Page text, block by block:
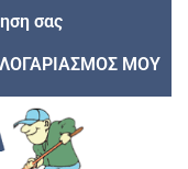
σας
ΜΟΥ